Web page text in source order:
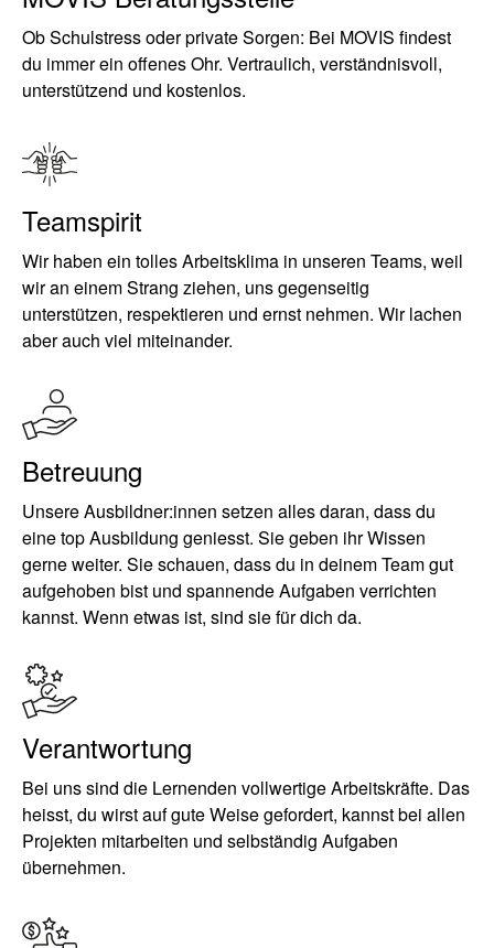
Ob Schulstress oder private Sorgen: Bei MOVIS findest
du immer ein offenes Ohr. Vertraulich, verständnisvoll,
unterstützend und kostenlos.
Teamspirit
Wir haben ein tolles Arbeitsklima in unseren Teams, weil
wir an einem Strang ziehen, uns gegenseitig
unterstützen, respektieren und ernst nehmen. Wir lachen
aber auch viel miteinander.
Betreuung
Unsere Ausbildner:innen setzen alles daran, dass du
eine top Ausbildung geniesst. Sie geben ihr Wissen
gerne weiter. Sie schauen, dass du in deinem Team gut
aufgehoben bist und spannende Aufgaben verrichten
kannst. Wenn etwas ist, sind sie für dich da.
Verantwortung
Bei uns sind die Lernenden vollwertige Arbeitskräfte. Das
heisst, du wirst auf gute Weise gefordert, kannst bei allen
Projekten mitarbeiten und selbständig Aufgaben
übernehmen.